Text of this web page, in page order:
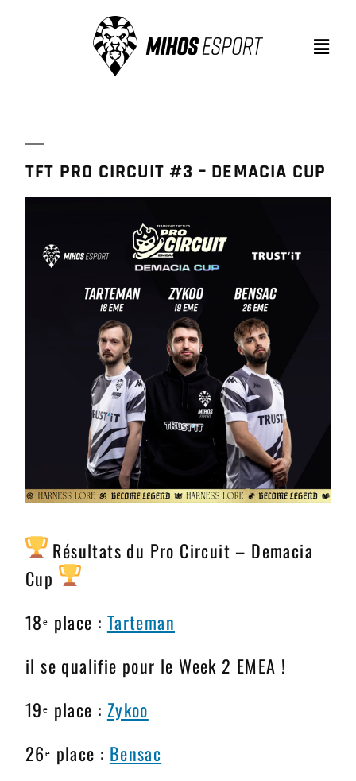
TFT PRO CIRCUIT #3 – DEMACIA CUP
Résultats du Pro Circuit – Demacia
Cup
18ᵉ place : Tarteman
il se qualifie pour le Week 2 EMEA !
19ᵉ place : Zykoo
26ᵉ place : Bensac